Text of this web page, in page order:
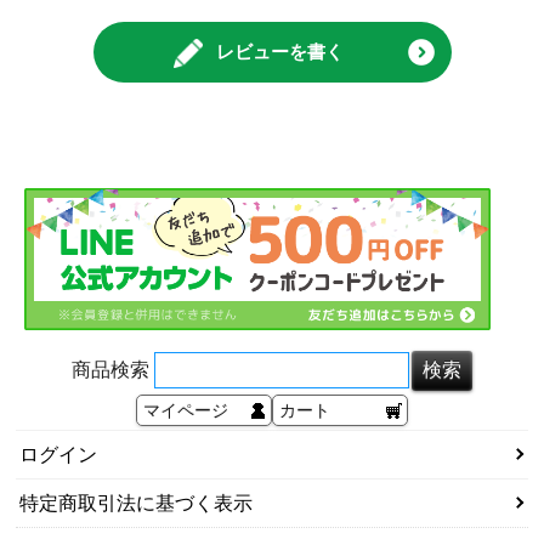
レビューを書く
商品検索
マイページ カート
ログイン
特定商取引法に基づく表示